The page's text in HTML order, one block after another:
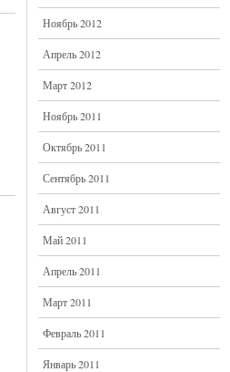
Ноябрь 2012
Апрель 2012
Март 2012
Ноябрь 2011
Октябрь 2011
Сентябрь 2011
Август 2011
Май 2011
Апрель 2011
Март 2011
Февраль 2011
Январь 2011